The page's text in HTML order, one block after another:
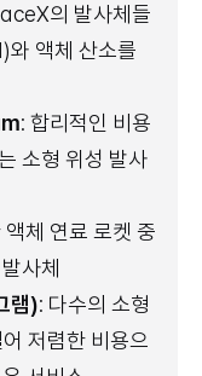
의 발사체들
와 액체 산소를
: 합리적인 비용
소형 위성 발사
체 연료 로켓 중
사체
램): 다수의 소형
저렴한 비용으